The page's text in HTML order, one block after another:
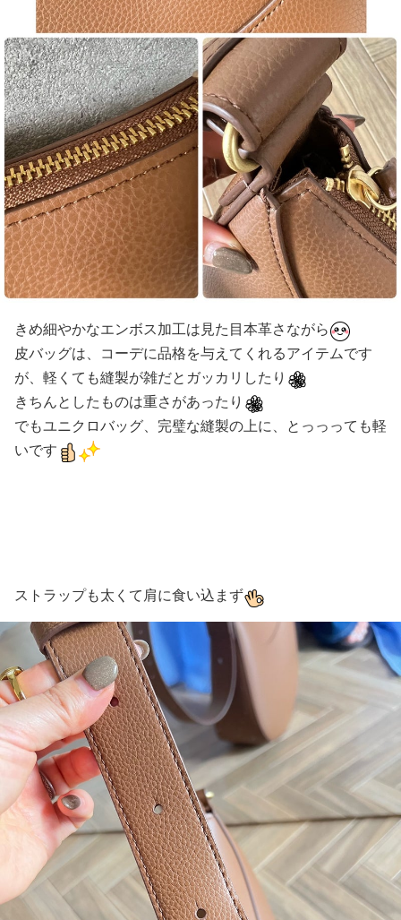
きめ細やかなエンボス加工は見た目本革さながら
皮バッグは、コーデに品格を与えてくれるアイテムです
が、軽くても縫製が雑だとガッカリしたり
きちんとしたものは重さがあったり
でもユニクロバッグ、完璧な縫製の上に、とっっっても軽
いです
ストラップも太くて肩に食い込まず